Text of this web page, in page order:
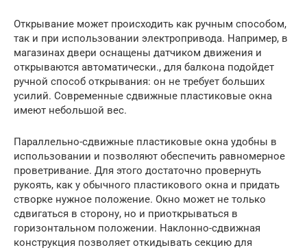
Открывание может происходить как ручным способом,
так и при использовании электропривода. Например, в
магазинах двери оснащены датчиком движения и
открываются автоматически., для балкона подойдет
ручной способ открывания: он не требует больших
усилий. Современные сдвижные пластиковые окна
имеют небольшой вес.
Параллельно-сдвижные пластиковые окна удобны в
использовании и позволяют обеспечить равномерное
проветривание. Для этого достаточно провернуть
рукоять, как у обычного пластикового окна и придать
створке нужное положение. Окно может не только
сдвигаться в сторону, но и приоткрываться в
горизонтальном положении. Наклонно-сдвижная
конструкция позволяет откидывать секцию для